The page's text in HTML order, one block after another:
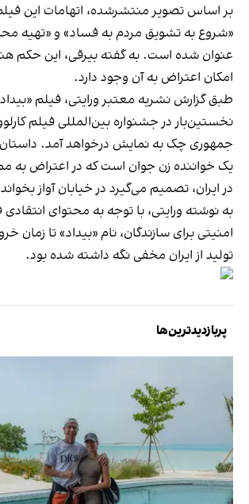
بر اساس تصویر منتشرشده، اتهامات این
«شروع به تشویق مردم به فساد» و «تهیه
عنوان شده است. به گفته بیرقی، این حکم
امکان اعتراض به آن وجود دارد.
طبق گزارش نشریه معتبر ورایتی، فیلم
نخستین‌بار در جشنواره بین‌المللی فیلم
جمهوری چک به نمایش درخواهد آمد. داستان
یک خواننده زن جوان است که در اعتراض به
در ایران، تصمیم می‌گیرد در خیابان آواز
به نوشته ورایتی، با توجه به محتوای
امنیتی برای سازندگان، نام «بیداد» تا زمان
تولید از ایران مخفی نگه داشته شده بود.
پربازدیدترین‌ها